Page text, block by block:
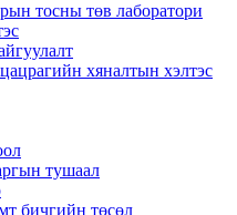
тосны төв лаборатори
хяналтын хэлтэс
тушаал
бичгийн төсөл